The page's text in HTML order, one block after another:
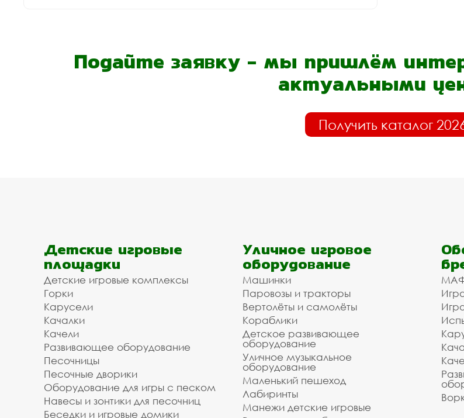
Подайте заявку - мы пришлём
актуальными
Получить каталог
Детские игровые
площадки
Детские игровые комплексы
Горки
Карусели
Качалки
Качели
Развивающее оборудование
Песочницы
Песочные дворики
Оборудование для игры с песком
Навесы и зонтики для песочниц
Беседки и игровые домики
Уличное игровое
оборудование
Машинки
Паровозы и тракторы
Вертолёты и самолёты
Кораблики
Детское развивающее
оборудование
Уличное музыкальное
оборудование
Маленький пешеход
Лабиринты
Манежи детские игровые